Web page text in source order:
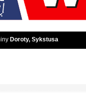
Doroty, Sykstusa